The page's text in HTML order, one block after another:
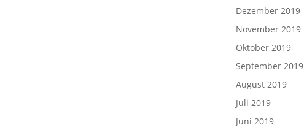
Dezember 2019
November 2019
Oktober 2019
September 2019
August 2019
Juli 2019
Juni 2019